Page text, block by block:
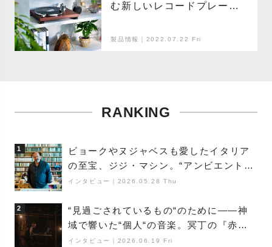
む新しいレコードプレー
製品情報｜2022.07.22 Fri
RANKING
1
ビョークやヌジャベスも愛したイタリア
の至宝、ジジ・マシン。“アンビエントの
巨匠”が明かす創作の原点と、「動き」に
インタビュー 2026.05.28 Thu
2
“見過ごされているもの“のために――神
域で響いた“個人“の音楽。冥丁の『赤城
夜神楽』をレポート
インタビュー 2026.06.19 Fri